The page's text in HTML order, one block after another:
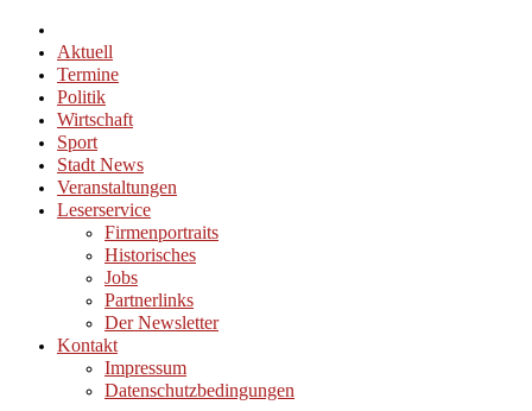
Aktuell
Termine
Politik
Wirtschaft
Sport
Stadt News
Veranstaltungen
Leserservice
Firmenportraits
Historisches
Jobs
Partnerlinks
Der Newsletter
Kontakt
Impressum
Datenschutzbedingungen